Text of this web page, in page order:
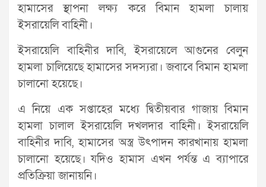
হামাসের স্থাপনা লক্ষ্য করে বিমান হামলা চালায়
ইসরায়েলি বাহিনী।
ইসরায়েলি বাহিনীর দাবি, ইসরায়েলে আগুনের বেলুন
হামলা চালিয়েছে হামাসের সদস্যরা। জবাবে বিমান হামলা
চালানো হয়েছে।
এ নিয়ে এক সপ্তাহের মধ্যে দ্বিতীয়বার গাজায় বিমান
হামলা চালাল ইসরায়েলি দখলদার বাহিনী। ইসরায়েলি
বাহিনীর দাবি, হামাসের অস্ত্র উৎপাদন কারখানায় হামলা
চালানো হয়েছে। যদিও হামাস এখন পর্যন্ত এ ব্যাপারে
প্রতিক্রিয়া জানায়নি।